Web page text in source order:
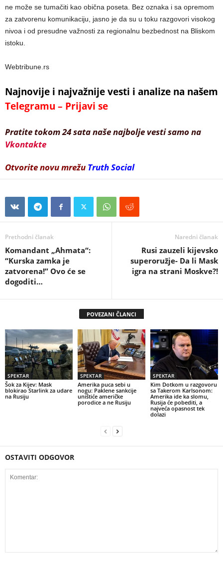
ne može se tumačiti kao obična poseta. Bez oznaka i sa opremom
za zatvorenu komunikaciju, jasno je da su u toku razgovori visokog
nivoa i od presudne važnosti za regionalnu bezbednost na Bliskom
istoku.
Webtribune.rs
Najnovije i najvažnije vesti i analize na našem
Telegramu – Prijavi se
Pratite tokom 24 sata naše najbolje vesti samo na
Vkontakte
Otvorite novu mrežu Truth Social
Prethodni članak
Komandant „Ahmata“:
“Kurska zamka je
zatvorena!” Ovo će se
dogoditi…
Naredni članak
Rusi zauzeli kijevsko
superoružje- Da li Mask
igra na strani Moskve?!
POVEZANI ČLANCI
SPEKTAR
Šok za Kijev: Mask
blokirao Starlink za udare
na Rusiju
SPEKTAR
Amerika puca sebi u
nogu: Paklene sankcije
uništiće američke
porodice a ne Rusiju
SPEKTAR
Kim Dotkom u razgovoru
sa Takerom Karlsonom:
Amerika ide ka slomu,
Rusija će pobediti, a
najveća opasnost tek
dolazi
OSTAVITI ODGOVOR